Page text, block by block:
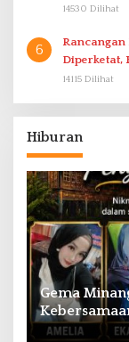
Proklamasi
14530 Dilihat
6
Diperketat,
14115 Dilihat
Hiburan
Gema